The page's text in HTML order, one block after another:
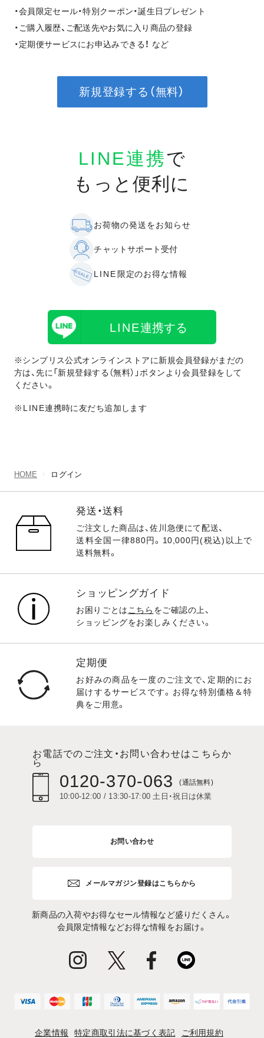
・会員限定セール・特別クーポン・誕生日プレゼント
・ご購入履歴、ご配送先やお気に入り商品の登録
・定期便サービスにお申込みできる！ など
新規登録する（無料）
LINE連携で
もっと便利に
お荷物の発送をお知らせ
チャットサポート受付
LINE 限定のお得な情報
LINE連携する
※シンプリス公式オンラインストアに新規会員登録がまだの
方は、先に「新規登録する（無料）」ボタンより会員登録をして
ください。
※LINE連携時に友だち追加します
HOME ログイン
発送・送料
ご注文した商品は、佐川急便にて配送、
送料全国一律880円。10,000円(税込)以上で
送料無料。
ショッピングガイド
お困りごとはこちら をご確認の上、
ショッピングをお楽しみください。
定期便
お好みの商品を一度のご注文で、定期的にお
届けするサービスです。お得な特別価格＆特
典をご用意。
お電話でのご注文・お問い合わせはこちらか
ら
0120-370-063 (通話無料)
10:00-12:00 / 13:30-17:00 土日・祝日は休業
お問い合わせ
メールマガジン登録はこちらから
新商品の入荷やお得なセール情報など盛りだくさん。
会員限定情報などお得な情報をお届け。
企業情報 特定商取引法に基づく表記 ご利用規約